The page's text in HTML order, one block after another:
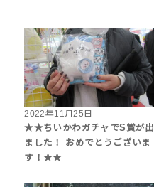
2022年11月25日
★★ちいかわガチャでS賞が出
ました！ おめでとうございま
す！★★